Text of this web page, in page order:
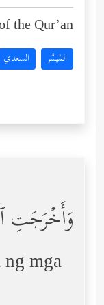
the Qur’an:
المُيسَّر السعدي
وَأَخۡرَجَتِ
mga